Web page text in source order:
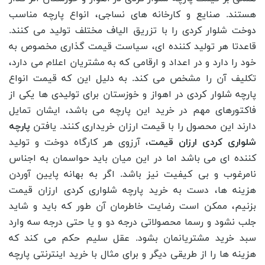
هستند. صنایع و کارخانه های نساجی، انواع پارچه مناسب
دوخت شلوار کردی را با تزریق الیاف مختلف تولید می کنند.
قاعدتا هر تولید کننده ای، سیاست قیمت گذاری مخصوص به
خود را دارد و در اعداد و ارقامی که به مشتریان اعلام می دارد،
تکلیف آن را مشخص می کند. به دلیل این که قیمت انواع
پارچه شلوار کردی در اهواز و خوزستان برای تولیدی ها یکی از
فاکتورهای مهم در خرید این پارچه می باشد، ایشان تمایل
دارند این محصول را با قیمت ارزان خریداری کنند. یافتن پارچه
شلواری کردی ارزان قیمت، آرزوی هر کارگاه دوخت و تولید
کننده ای می باشد اما در این میان باید حواسمان به اجناس
نامرغوب و بی کیفیت نیز باشد. اگر به بهانه پایین آوردن
هزینه ها، دست به خرید پارچه شلواری کردی ارزان قیمت
بزنیم، ممکن است رضایت خاطرمان آن طور که باید و شاید
جلب نشود و رسما محصولاتی درجه دو و یا حتی درجه سه وارد
سبد خرید مشتریانمان بشود. عقل سلیم حکم می کند که
هزینه ها را از طریقی دیگر و برای مثال با خرید اینترنتی پارچه